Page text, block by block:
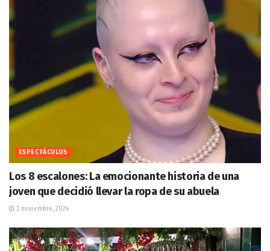
ESPECTÁCULOS
Los 8 escalones: La emocionante historia de una
joven que decidió llevar la ropa de su abuela
3 noviembre, 2024